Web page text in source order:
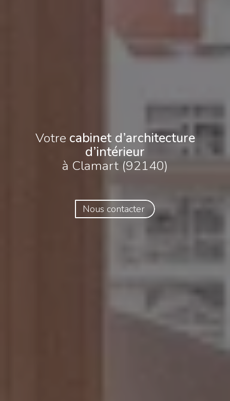
Votre cabinet d’architecture
d’intérieur
à Clamart (92140)
Nous contacter